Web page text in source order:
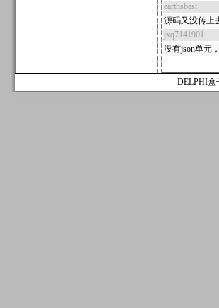
earthsbest
源码又没传上
jxq7141901
没有json单元
DELPHI盒